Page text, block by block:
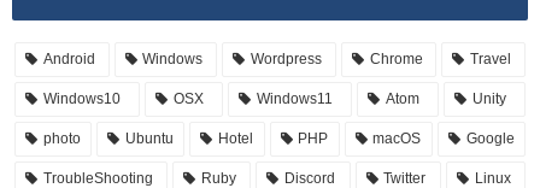
Android Windows Wordpress Chrome Travel
Windows10 OSX Windows11 Atom Unity
photo Ubuntu Hotel PHP macOS Google
TroubleShooting Ruby Discord Twitter Linux